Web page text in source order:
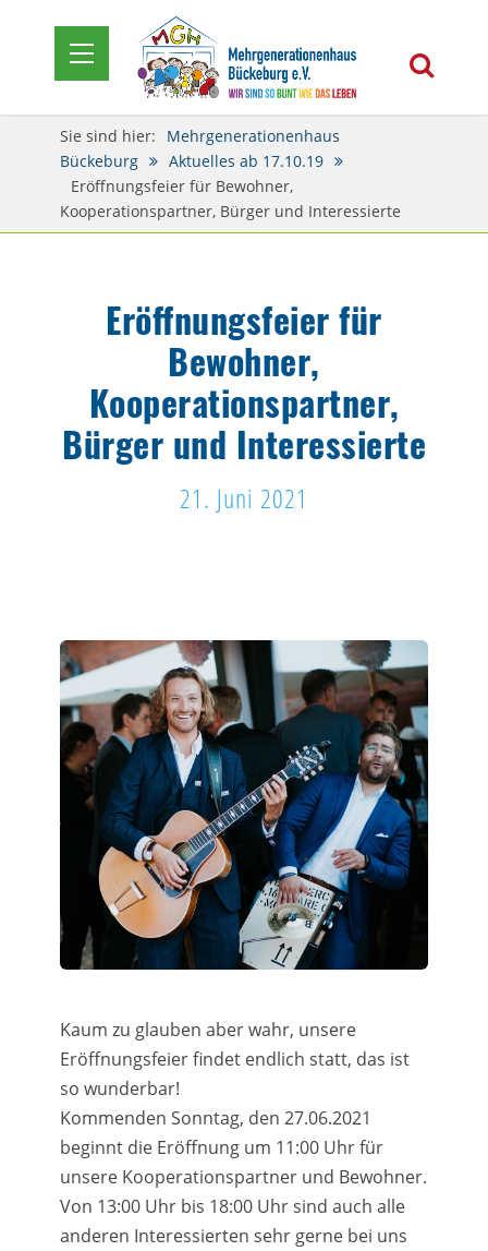
Sie sind hier:
Mehrgenerationenhaus
Bückeburg
Aktuelles ab 17.10.19
Eröffnungsfeier für Bewohner,
Kooperationspartner, Bürger und Interessierte
Eröffnungsfeier für
Bewohner,
Kooperationspartner,
Bürger und Interessierte
21. Juni 2021
Kaum zu glauben aber wahr, unsere
Eröffnungsfeier findet endlich statt, das ist
so wunderbar!
Kommenden Sonntag, den 27.06.2021
beginnt die Eröffnung um 11:00 Uhr für
unsere Kooperationspartner und Bewohner.
Von 13:00 Uhr bis 18:00 Uhr sind auch alle
anderen Interessierten sehr gerne bei uns